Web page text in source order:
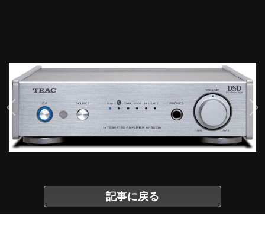
記事に戻る